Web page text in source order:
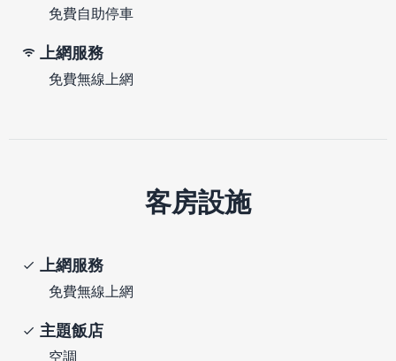
免費自助停車
上網服務
免費無線上網
客房設施
上網服務
免費無線上網
主題飯店
空調